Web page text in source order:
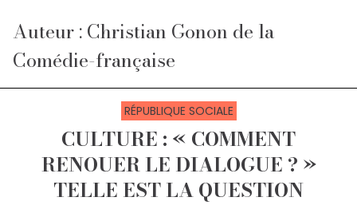
Auteur : Christian Gonon de la
Comédie-française
RÉPUBLIQUE SOCIALE
CULTURE : « COMMENT
RENOUER LE DIALOGUE ? »
TELLE EST LA QUESTION